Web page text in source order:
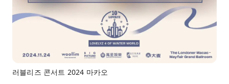
러블리즈 콘서트 2024 마카오